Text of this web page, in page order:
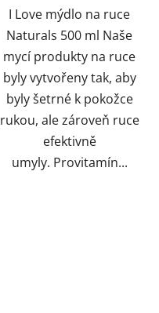
I Love mýdlo na ruce
Naturals 500 ml Naše
mycí produkty na ruce
byly vytvořeny tak, aby
byly šetrné k pokožce
rukou, ale zároveň ruce
efektivně
umyly. Provitamín...